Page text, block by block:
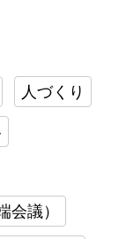
人づくり
議）